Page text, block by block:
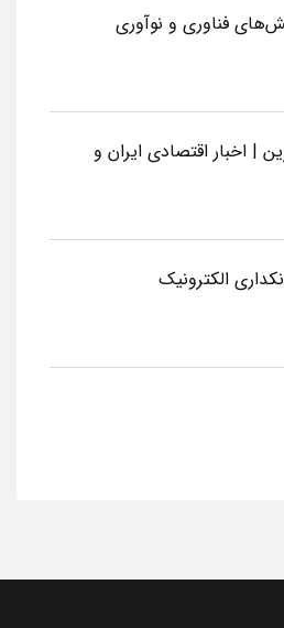
فناوری و نوآوری
| اخبار اقتصادی ایران و
الکترونیک